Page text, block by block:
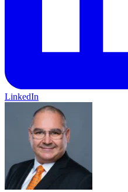
LinkedIn